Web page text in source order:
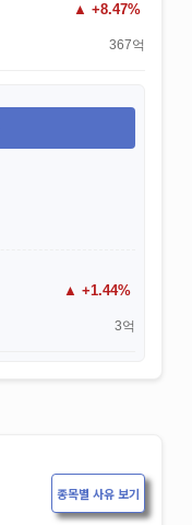
+8.47%
367억
+1.44%
3억
종목별 사유 보기